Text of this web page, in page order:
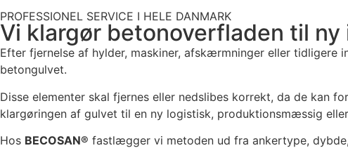
PROFESSIONEL SERVICE I HELE DANMARK
Vi klargør betonoverfladen til
Efter fjernelse af hylder, maskiner, afskærmninger eller
betongulvet.
Disse elementer skal fjernes eller nedslibes korrekt, da de kan
klargøringen af gulvet til en ny logistisk, produktionsmæssig
Hos BECOSAN® fastlægger vi metoden ud fra ankertype,